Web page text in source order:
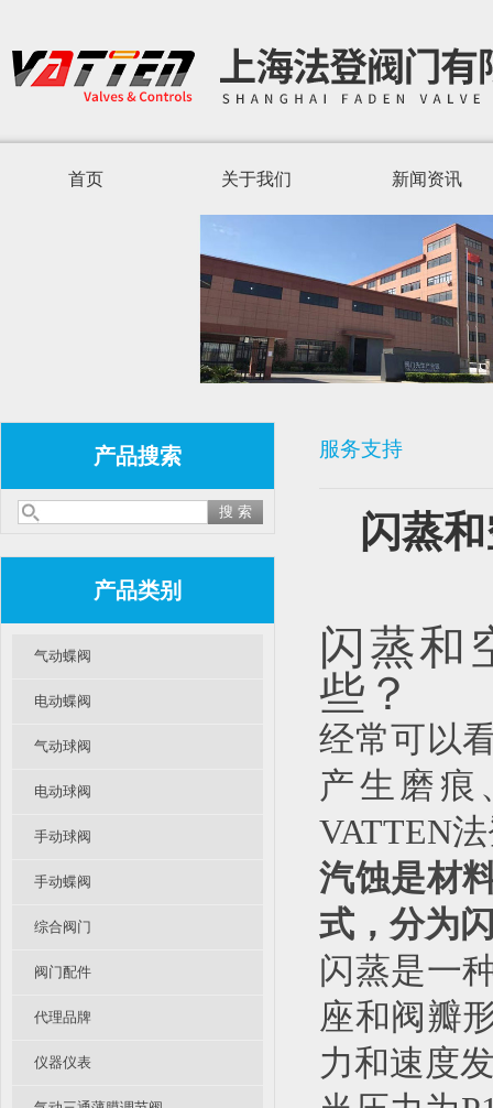
首页 关于我们 新闻资讯
产品搜索
产品类别
气动蝶阀
电动蝶阀
气动球阀
电动球阀
手动球阀
手动蝶阀
综合阀门
阀门配件
代理品牌
仪器仪表
服务支持
闪蒸
闪蒸和
些？
经常可以
产生磨痕
VATTEN
汽蚀是材
式，分为
闪蒸是一
座和阀瓣
力和速度